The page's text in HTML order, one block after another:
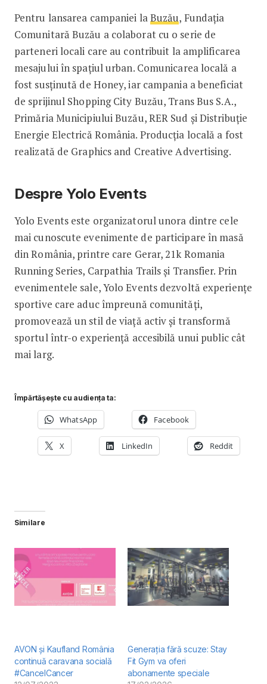
Pentru lansarea campaniei laBuzău, Fundația
Comunitară Buzău a colaborat cu o serie de
parteneri locali care au contribuit la amplificarea
mesajului în spațiul urban. Comunicarea locală a
fost susținută de Honey, iar campania a beneficiat
de sprijinul Shopping City Buzău, Trans Bus S.A.,
Primăria Municipiului Buzău, RER Sud și Distribuție
Energie Electrică România. Producția locală a fost
realizată de Graphics and Creative Advertising.
Despre Yolo Events
Yolo Events este organizatorul unora dintre cele
mai cunoscute evenimente de participare în masă
din România, printre care Gerar, 21k Romania
Running Series, Carpathia Trails și Transfier. Prin
evenimentele sale, Yolo Events dezvoltă experiențe
sportive care aduc împreună comunități,
promovează un stil de viață activ și transformă
sportul într-o experiență accesibilă unui public cât
mai larg.
Împărtășește cu audiența ta:
WhatsApp Facebook
X LinkedIn Reddit
Similare
AVON și Kaufland România
continuă caravana socială
#CancelCancer
Generația fără scuze: Stay
Fit Gym va oferi
abonamente speciale